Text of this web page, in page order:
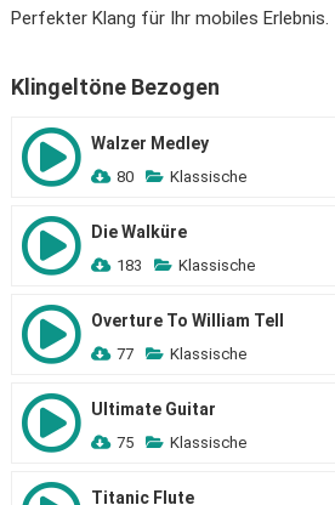
Perfekter Klang für Ihr mobiles Erlebnis.
Klingeltöne Bezogen
Walzer Medley
80 Klassische
Die Walküre
183 Klassische
Overture To William Tell
77 Klassische
Ultimate Guitar
75 Klassische
Titanic Flute